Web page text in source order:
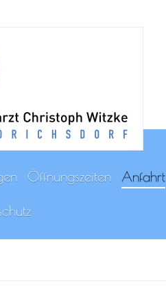
Öffnungszeiten Anfahrt